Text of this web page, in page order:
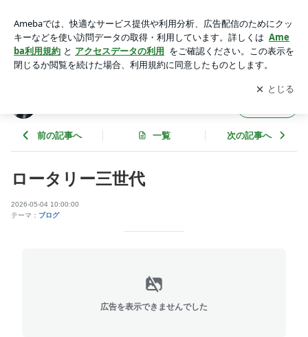
アプリをダウンロードして ブログの更新通知
を受け取りまし
ょう。
開く
前の記事へ 一覧 次の記事へ
ロータリー三世代
2026-05-04 10:00:00
テーマ： ブログ
広告を表示できませんでした